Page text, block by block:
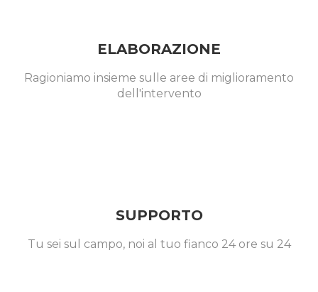
ELABORAZIONE
Ragioniamo insieme sulle aree di miglioramento
dell'intervento
SUPPORTO
Tu sei sul campo, noi al tuo fianco 24 ore su 24